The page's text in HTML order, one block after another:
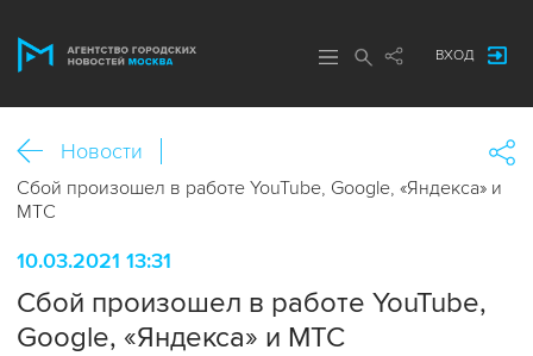
ВХОД
Новости
Сбой произошел в работе YouTube, Google, «Яндекса» и
МТС
10.03.2021 13:31
Сбой произошел в работе YouTube,
Google, «Яндекса» и МТС